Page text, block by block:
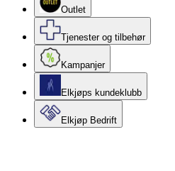
Outlet
Tjenester og tilbehør
Kampanjer
Elkjøps kundeklubb
Elkjøp Bedrift